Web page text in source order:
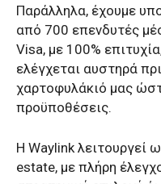
Παράλληλα, έχουμε
από 700 επενδυτές
Visa, με 100%
ελέγχεται αυστηρά
χαρτοφυλάκιό μας
προϋποθέσεις.
Η Waylink λειτουργεί
estate, με πλήρη